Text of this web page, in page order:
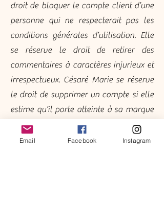
droit de bloquer le compte client d’une
personne qui ne respecterait pas les
conditions générales d’utilisation. Elle
se réserve le droit de retirer des
commentaires à caractères injurieux et
irrespectueux. Césaré Marie se réserve
le droit de supprimer un compte si elle
estime qu’il porte atteinte à sa marque
ou à toute personne.
Ces dispositions des conditions
Email Facebook Instagram